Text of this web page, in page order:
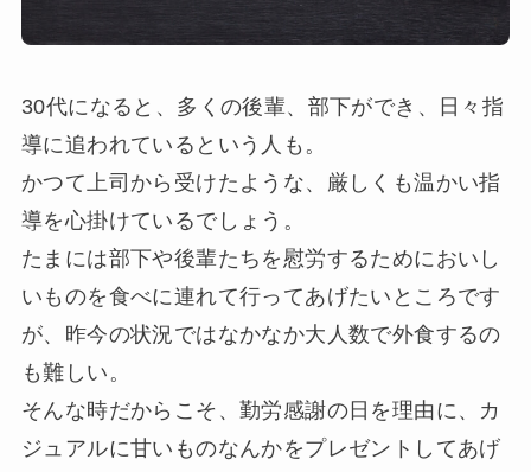
30代になると、多くの後輩、部下ができ、日々指
導に追われているという人も。
かつて上司から受けたような、厳しくも温かい指
導を心掛けているでしょう。
たまには部下や後輩たちを慰労するためにおいし
いものを食べに連れて行ってあげたいところです
が、昨今の状況ではなかなか大人数で外食するの
も難しい。
そんな時だからこそ、勤労感謝の日を理由に、カ
ジュアルに甘いものなんかをプレゼントしてあげ